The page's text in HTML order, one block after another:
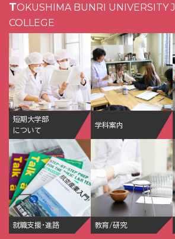
TOKUSHIMA BUNRI UNIVERSITY JUNIOR
COLLEGE
短期大学部
について
学科案内
就職支援・進路 教育/研究